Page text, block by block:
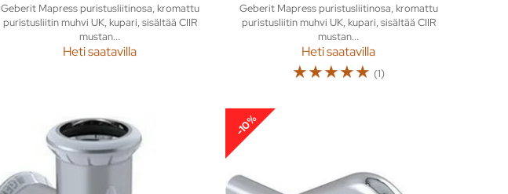
Geberit Mapress puristusliitinosa, kromattu
puristusliitin muhvi UK, kupari, sisältää CIIR
mustan...
Heti saatavilla
Geberit Mapress puristusliitinosa, kromattu
puristusliitin muhvi UK, kupari, sisältää CIIR
mustan...
Heti saatavilla
☆☆☆☆☆ (1)
-10%